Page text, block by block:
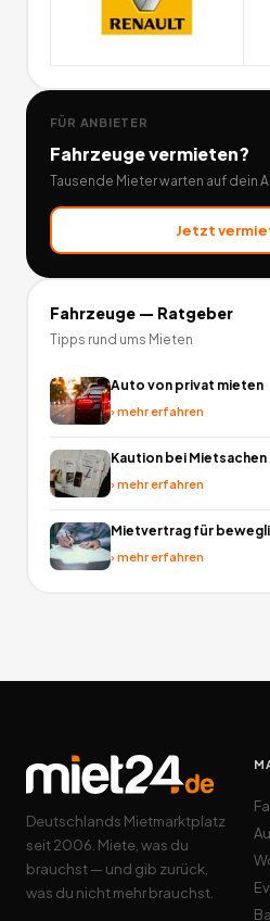
FÜR ANBIETER
Fahrzeugevermieten?
Tausende Mieter warten auf dein
Jetzt
Fahrzeuge— Ratgeber
Tipps rund ums Mieten
Auto von privat mieten
›mehr erfahren
Kaution bei Mietsachen
›mehr erfahren
Mietvertrag für
›mehr erfahren
Deutschlands Mietmarktplatz
seit 2006. Miete, was du
brauchst — und gib zurück,
was du nicht mehr brauchst.